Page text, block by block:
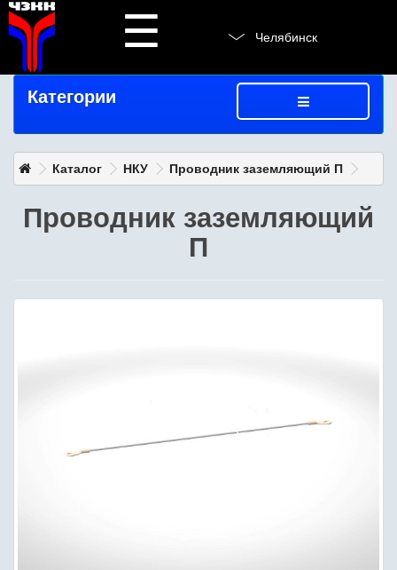
☰ Челябинск
Категории
Каталог НКУ Проводник заземляющий П
Проводник заземляющий
П